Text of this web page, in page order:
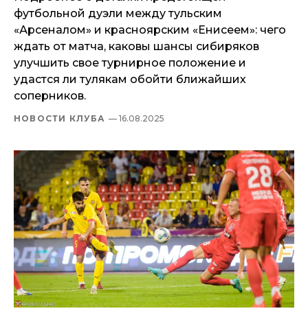
футбольной дуэли между тульским
«Арсеналом» и красноярским «Енисеем»: чего
ждать от матча, каковы шансы сибиряков
улучшить свое турнирное положение и
удастся ли тулякам обойти ближайших
соперников.
НОВОСТИ КЛУБА — 16.08.2025